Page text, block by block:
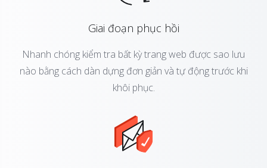
Giai đoạn phục hồi
Nhanh chóng kiểm tra bất kỳ trang web được sao lưu
nào bằng cách dàn dựng đơn giản và tự động trước khi
khôi phục.